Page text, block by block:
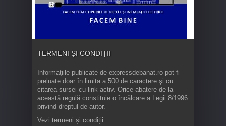
TERMENI ȘI CONDIȚII
Informaţiile publicate de expressdebanat.ro pot fi
preluate doar în limita a 500 de caractere şi cu
citarea sursei cu link activ. Orice abatere de la
această regulă constituie o încălcare a Legii 8/1996
privind dreptul de autor.
Vezi termeni și condiții